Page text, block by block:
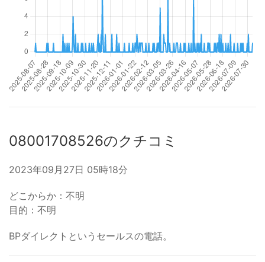
08001708526のクチコミ
2023年09月27日 05時18分
どこからか：不明
目的：不明
BPダイレクトというセールスの電話。